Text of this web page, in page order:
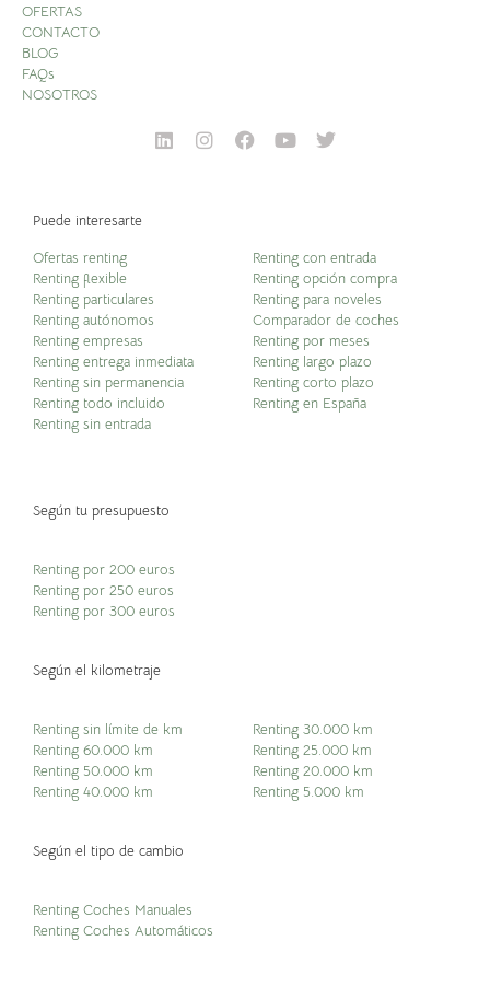
OFERTAS
CONTACTO
BLOG
FAQs
NOSOTROS
Puede interesarte
Ofertas renting
Renting flexible
Renting particulares
Renting autónomos
Renting empresas
Renting entrega inmediata
Renting sin permanencia
Renting todo incluido
Renting sin entrada
Renting con entrada
Renting opción compra
Renting para noveles
Comparador de coches
Renting por meses
Renting largo plazo
Renting corto plazo
Renting en España
Según tu presupuesto
Renting por 200 euros
Renting por 250 euros
Renting por 300 euros
Según el kilometraje
Renting sin límite de km
Renting 60.000 km
Renting 50.000 km
Renting 40.000 km
Renting 30.000 km
Renting 25.000 km
Renting 20.000 km
Renting 5.000 km
Según el tipo de cambio
Renting Coches Manuales
Renting Coches Automáticos